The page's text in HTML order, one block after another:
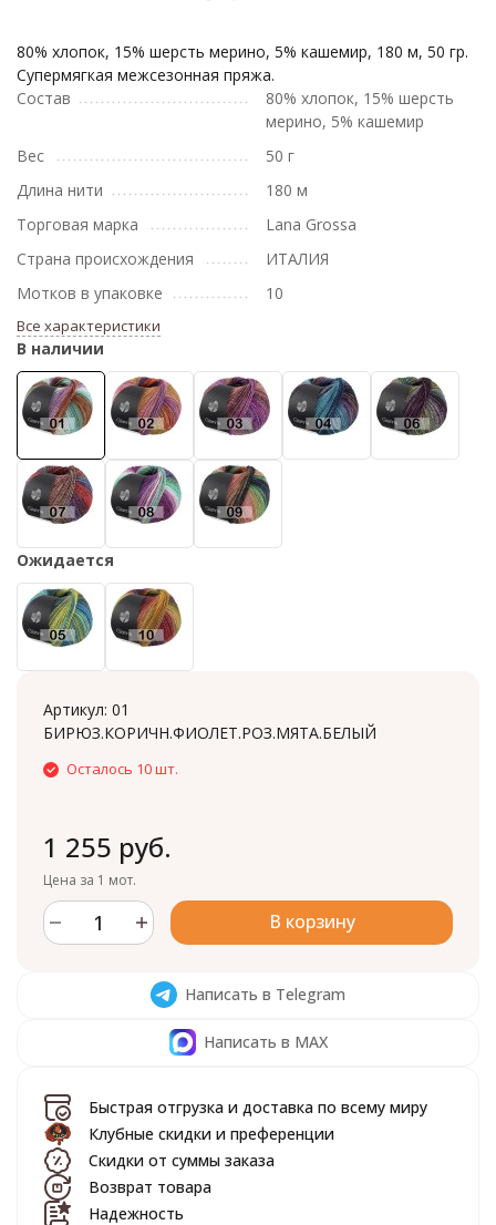
80% хлопок, 15% шерсть мерино, 5% кашемир, 180 м, 50 гр.
Супермягкая межсезонная пряжа.
Состав
80% хлопок, 15% шерсть
мерино, 5% кашемир
Вес
50 г
Длина нити
180 м
Торговая марка
Lana Grossa
Страна происхождения
ИТАЛИЯ
Мотков в упаковке
10
Все характеристики
В наличии
Ожидается
Артикул: 01
БИРЮЗ.КОРИЧН.ФИОЛЕТ.РОЗ.МЯТА.БЕЛЫЙ
Осталось 10 шт.
1 255 руб.
Цена за 1 мот.
В корзину
Написать в Telegram
Написать в MAX
Быстрая отгрузка и доставка по всему миру
Клубные скидки и преференции
Скидки от суммы заказа
Возврат товара
Надежность